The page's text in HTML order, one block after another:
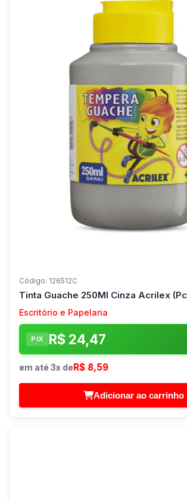
Código: 126512C
Tinta Guache 250Ml Cinza Acrilex
Escritório e Papelaria
PIX R$ 24,47
em até 3x deR$ 8,59
Adicionar ao carrinho